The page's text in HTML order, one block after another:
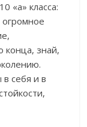
«а» класса:
огромное
конца, знай,
себя и в